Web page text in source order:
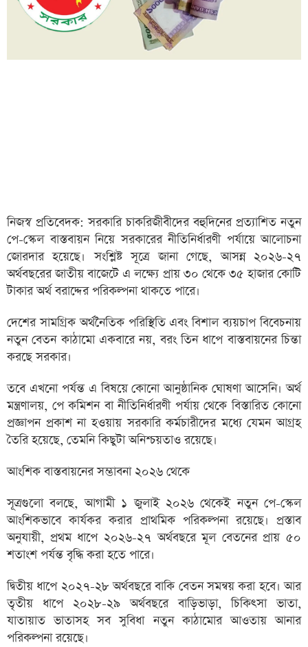
নিজস্ব প্রতিবেদক: সরকারি চাকরিজীবীদের বহুদিনের প্রত্যাশিত নতুন
পে-স্কেল বাস্তবায়ন নিয়ে সরকারের নীতিনির্ধারণী পর্যায়ে আলোচনা
জোরদার হয়েছে। সংশ্লিষ্ট সূত্রে জানা গেছে, আসন্ন ২০২৬-২৭
অর্থবছরের জাতীয় বাজেটে এ লক্ষ্যে প্রায় ৩০ থেকে ৩৫ হাজার কোটি
টাকার অর্থ বরাদ্দের পরিকল্পনা থাকতে পারে।
দেশের সামগ্রিক অর্থনৈতিক পরিস্থিতি এবং বিশাল ব্যয়চাপ বিবেচনায়
নতুন বেতন কাঠামো একবারে নয়, বরং তিন ধাপে বাস্তবায়নের চিন্তা
করছে সরকার।
তবে এখনো পর্যন্ত এ বিষয়ে কোনো আনুষ্ঠানিক ঘোষণা আসেনি। অর্থ
মন্ত্রণালয়, পে কমিশন বা নীতিনির্ধারণী পর্যায় থেকে বিস্তারিত কোনো
প্রজ্ঞাপন প্রকাশ না হওয়ায় সরকারি কর্মচারীদের মধ্যে যেমন আগ্রহ
তৈরি হয়েছে, তেমনি কিছুটা অনিশ্চয়তাও রয়েছে।
আংশিক বাস্তবায়নের সম্ভাবনা ২০২৬ থেকে
সূত্রগুলো বলছে, আগামী ১ জুলাই ২০২৬ থেকেই নতুন পে-স্কেল
আংশিকভাবে কার্যকর করার প্রাথমিক পরিকল্পনা রয়েছে। প্রস্তাব
অনুযায়ী, প্রথম ধাপে ২০২৬-২৭ অর্থবছরে মূল বেতনের প্রায় ৫০
শতাংশ পর্যন্ত বৃদ্ধি করা হতে পারে।
দ্বিতীয় ধাপে ২০২৭-২৮ অর্থবছরে বাকি বেতন সমন্বয় করা হবে। আর
তৃতীয় ধাপে ২০২৮-২৯ অর্থবছরে বাড়িভাড়া, চিকিৎসা ভাতা,
যাতায়াত ভাতাসহ সব সুবিধা নতুন কাঠামোর আওতায় আনার
পরিকল্পনা রয়েছে।